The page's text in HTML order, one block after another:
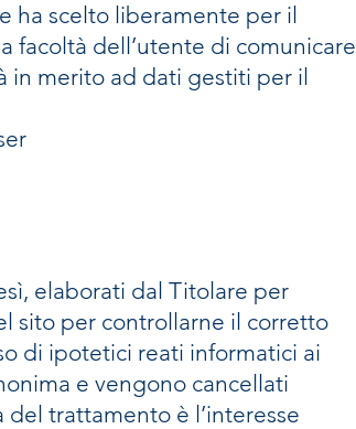
ha scelto liberamente per il
facoltà dell’utente di comunicare
in merito ad dati gestiti per il
elaborati dal Titolare per
sito per controllarne il corretto
di ipotetici reati informatici ai
e vengono cancellati
trattamento è l’interesse